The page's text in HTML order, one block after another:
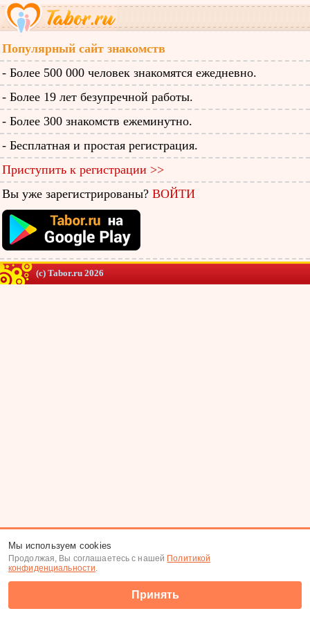
Популярный сайт знакомств
- Более 500 000 человек знакомятся ежедневно.
- Более 19 лет безупречной работы.
- Более 300 знакомств ежеминутно.
- Бесплатная и простая регистрация.
Приступить к регистрации >>
Вы уже зарегистрированы? ВОЙТИ
(c) Tabor.ru 2026
Мы используем cookies
Продолжая, Вы соглашаетесь с нашей Политикой
конфиденциальности.
Принять